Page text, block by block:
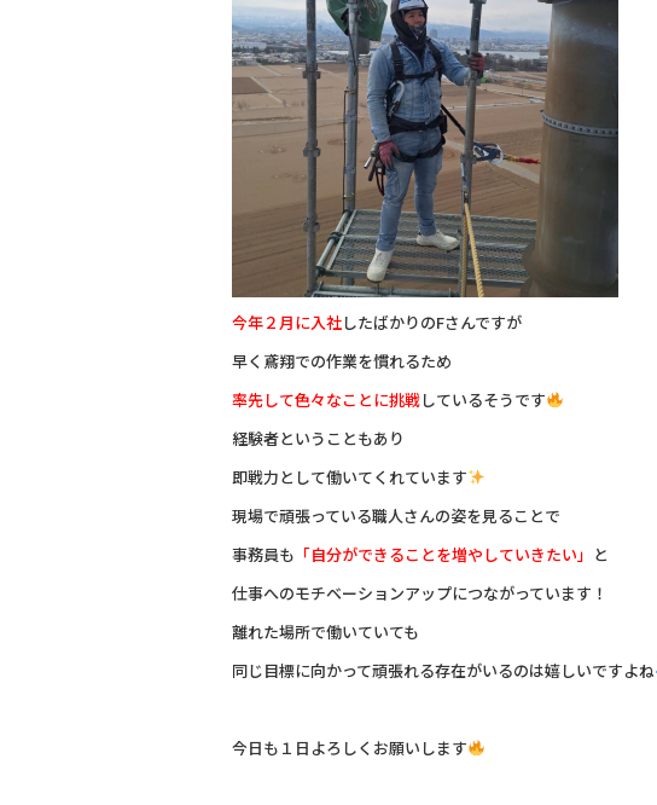
今年２月に入社したばかりのFさんですが
早く鳶翔での作業を慣れるため
率先して色々なことに挑戦しているそうです
経験者ということもあり
即戦力として働いてくれています
現場で頑張っている職人さんの姿を見ることで
事務員も 「自分ができることを増やしていきたい」 と
仕事へのモチベーションアップにつながっています！
離れた場所で働いていても
同じ目標に向かって頑張れる存在がいるのは嬉しいですよね
今日も１日よろしくお願いします